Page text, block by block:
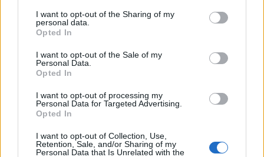
I want to opt-out of the Sharing of my
personal data.
Opted In
I want to opt-out of the Sale of my
Personal Data.
Opted In
I want to opt-out of processing my
Personal Data for Targeted Advertising.
Opted In
I want to opt-out of Collection, Use,
Retention, Sale, and/or Sharing of my
Personal Data that Is Unrelated with the
других нормативных актов, определяющих
обязанности участников дорожного движения,
действовать так, чтобы не создавать опасных
или мешающих движению ситуаций и не
дорожного движения имеет право считать, что
и другие лица в процессе дорожного движения
будут выполнять установленные требования!?